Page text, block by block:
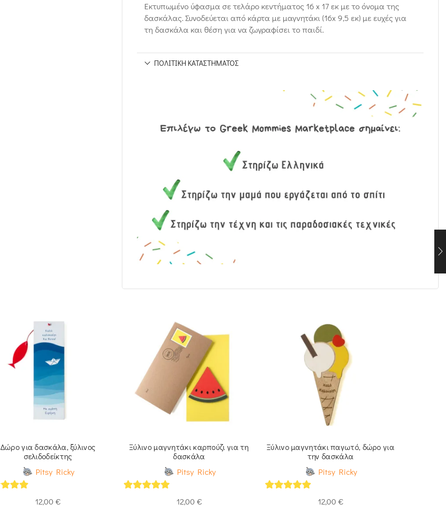
Εκτυπωμένο ύφασμα σε τελάρο κεντήματος 16 x 17 εκ με το όνομα της
δασκάλας. Συνοδεύεται από κάρτα με μαγνητάκι (16x 9,5 εκ) με ευχές για
τη δασκάλα και θέση για να ζωγραφίσει το παιδί.
ΠΟΛΙΤΙΚΉ ΚΑΤΑΣΤΉΜΑΤΟΣ
Δώρο για δασκάλα, ξύλινος
σελιδοδείκτης
Pitsy Ricky
12,00 €
Ξύλινο μαγνητάκι καρπούζι για τη
δασκάλα
Pitsy Ricky
12,00 €
Ξύλινο μαγνητάκι παγωτό, δώρο για
την δασκάλα
Pitsy Ricky
12,00 €